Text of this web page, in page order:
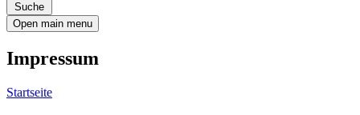
Suche
Open main menu
Impressum
Startseite